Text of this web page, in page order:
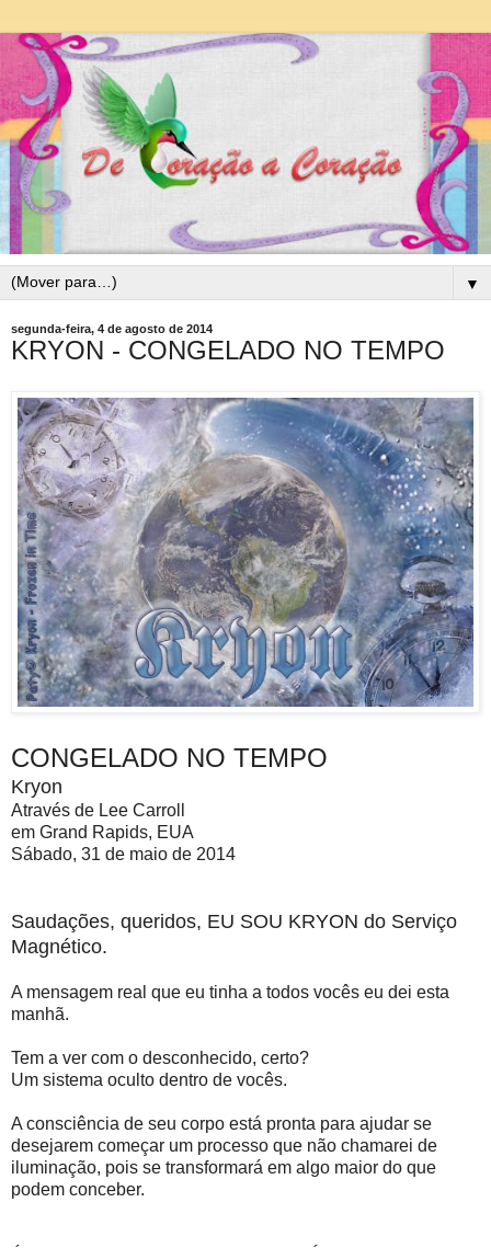
▼
segunda-feira, 4 de agosto de 2014
KRYON - CONGELADO NO TEMPO
CONGELADO NO TEMPO
Kryon
Através de Lee Carroll
em Grand Rapids, EUA
Sábado, 31 de maio de 2014
Saudações, queridos, EU SOU KRYON do Serviço
Magnético.
A mensagem real que eu tinha a todos vocês eu dei esta
manhã.
Tem a ver com o desconhecido, certo?
Um sistema oculto dentro de vocês.
A consciência de seu corpo está pronta para ajudar se
desejarem começar um processo que não chamarei de
iluminação, pois se transformará em algo maior do que
podem conceber.